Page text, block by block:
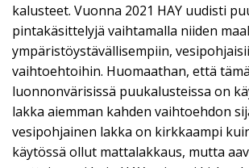
kalusteet. Vuonna 2021 HAY uudisti
pintakäsittelyjä vaihtamalla niiden
ympäristöystävällisempiin,
vaihtoehtoihin. Huomaathan, että
luonnonvärisissä puukalusteissa on
lakka aiemman kahden vaihtoehdon
vesipohjainen lakka on kirkkaampi
käytössä ollut mattalakkaus, mutta